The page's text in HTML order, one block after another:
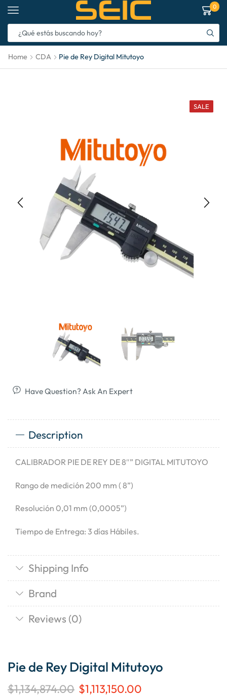
0
Home CDA Pie de Rey Digital Mitutoyo
SALE
Have Question? Ask An Expert
Description
CALIBRADOR PIE DE REY DE 8″” DIGITAL MITUTOYO
Rango de medición 200 mm ( 8”)
Resolución 0,01 mm (0,0005”)
Tiempo de Entrega: 3 días Hábiles.
Shipping Info
Brand
Reviews (0)
Pie de Rey Digital Mitutoyo
$1,134,874.00 $1,113,150.00